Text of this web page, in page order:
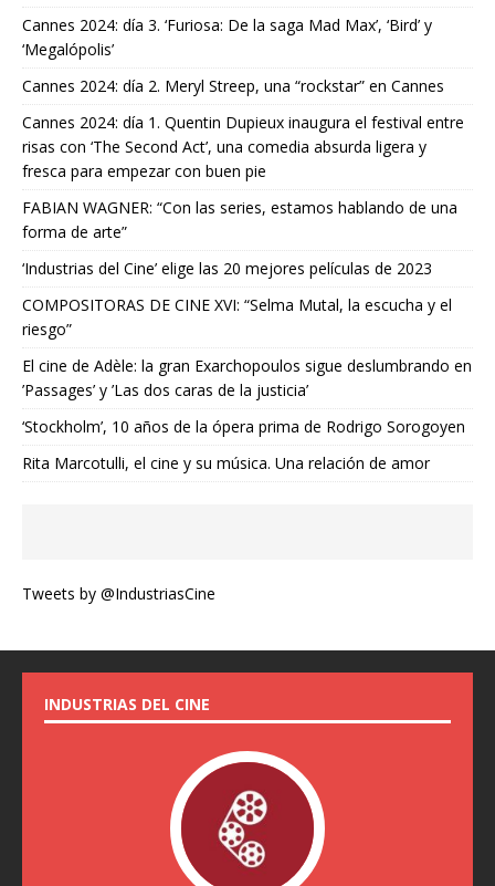
Cannes 2024: día 3. ‘Furiosa: De la saga Mad Max’, ‘Bird’ y
‘Megalópolis’
Cannes 2024: día 2. Meryl Streep, una “rockstar” en Cannes
Cannes 2024: día 1. Quentin Dupieux inaugura el festival entre
risas con ‘The Second Act’, una comedia absurda ligera y
fresca para empezar con buen pie
FABIAN WAGNER: “Con las series, estamos hablando de una
forma de arte”
‘Industrias del Cine’ elige las 20 mejores películas de 2023
COMPOSITORAS DE CINE XVI: “Selma Mutal, la escucha y el
riesgo”
El cine de Adèle: la gran Exarchopoulos sigue deslumbrando en
’Passages’ y ’Las dos caras de la justicia’
‘Stockholm’, 10 años de la ópera prima de Rodrigo Sorogoyen
Rita Marcotulli, el cine y su música. Una relación de amor
Tweets by @IndustriasCine
INDUSTRIAS DEL CINE